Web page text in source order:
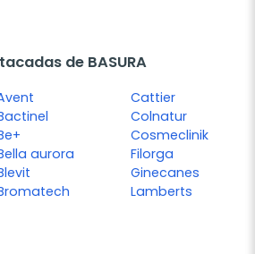
de BASURA
aurora
Cattier
Colnatur
Cosmeclinik
Filorga
Ginecanes
Lamberts